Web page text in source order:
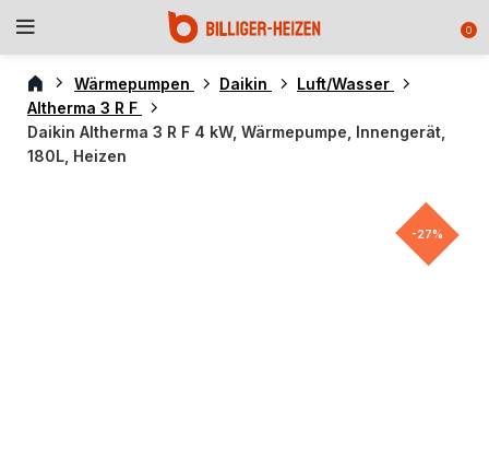
0
Wärmepumpen Daikin
Luft/Wasser
Altherma 3 R F
Daikin Altherma 3 R F 4 kW, Wärmepumpe, Innengerät,
180L, Heizen
-27%